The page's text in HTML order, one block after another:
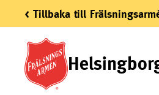
< Tillbaka till